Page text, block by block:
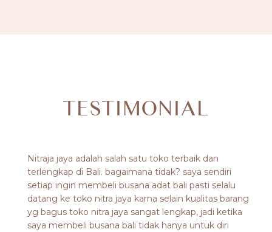
TESTIMONIAL
Nitraja jaya adalah salah satu toko terbaik dan
terlengkap di Bali. bagaimana tidak? saya sendiri
setiap ingin membeli busana adat bali pasti selalu
datang ke toko nitra jaya karna selain kualitas barang
yg bagus toko nitra jaya sangat lengkap, jadi ketika
saya membeli busana bali tidak hanya untuk diri